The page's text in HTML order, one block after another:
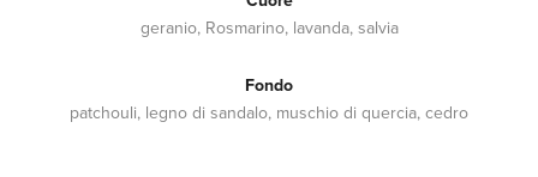
geranio, Rosmarino, lavanda, salvia
Fondo
patchouli, legno di sandalo, muschio di quercia, cedro